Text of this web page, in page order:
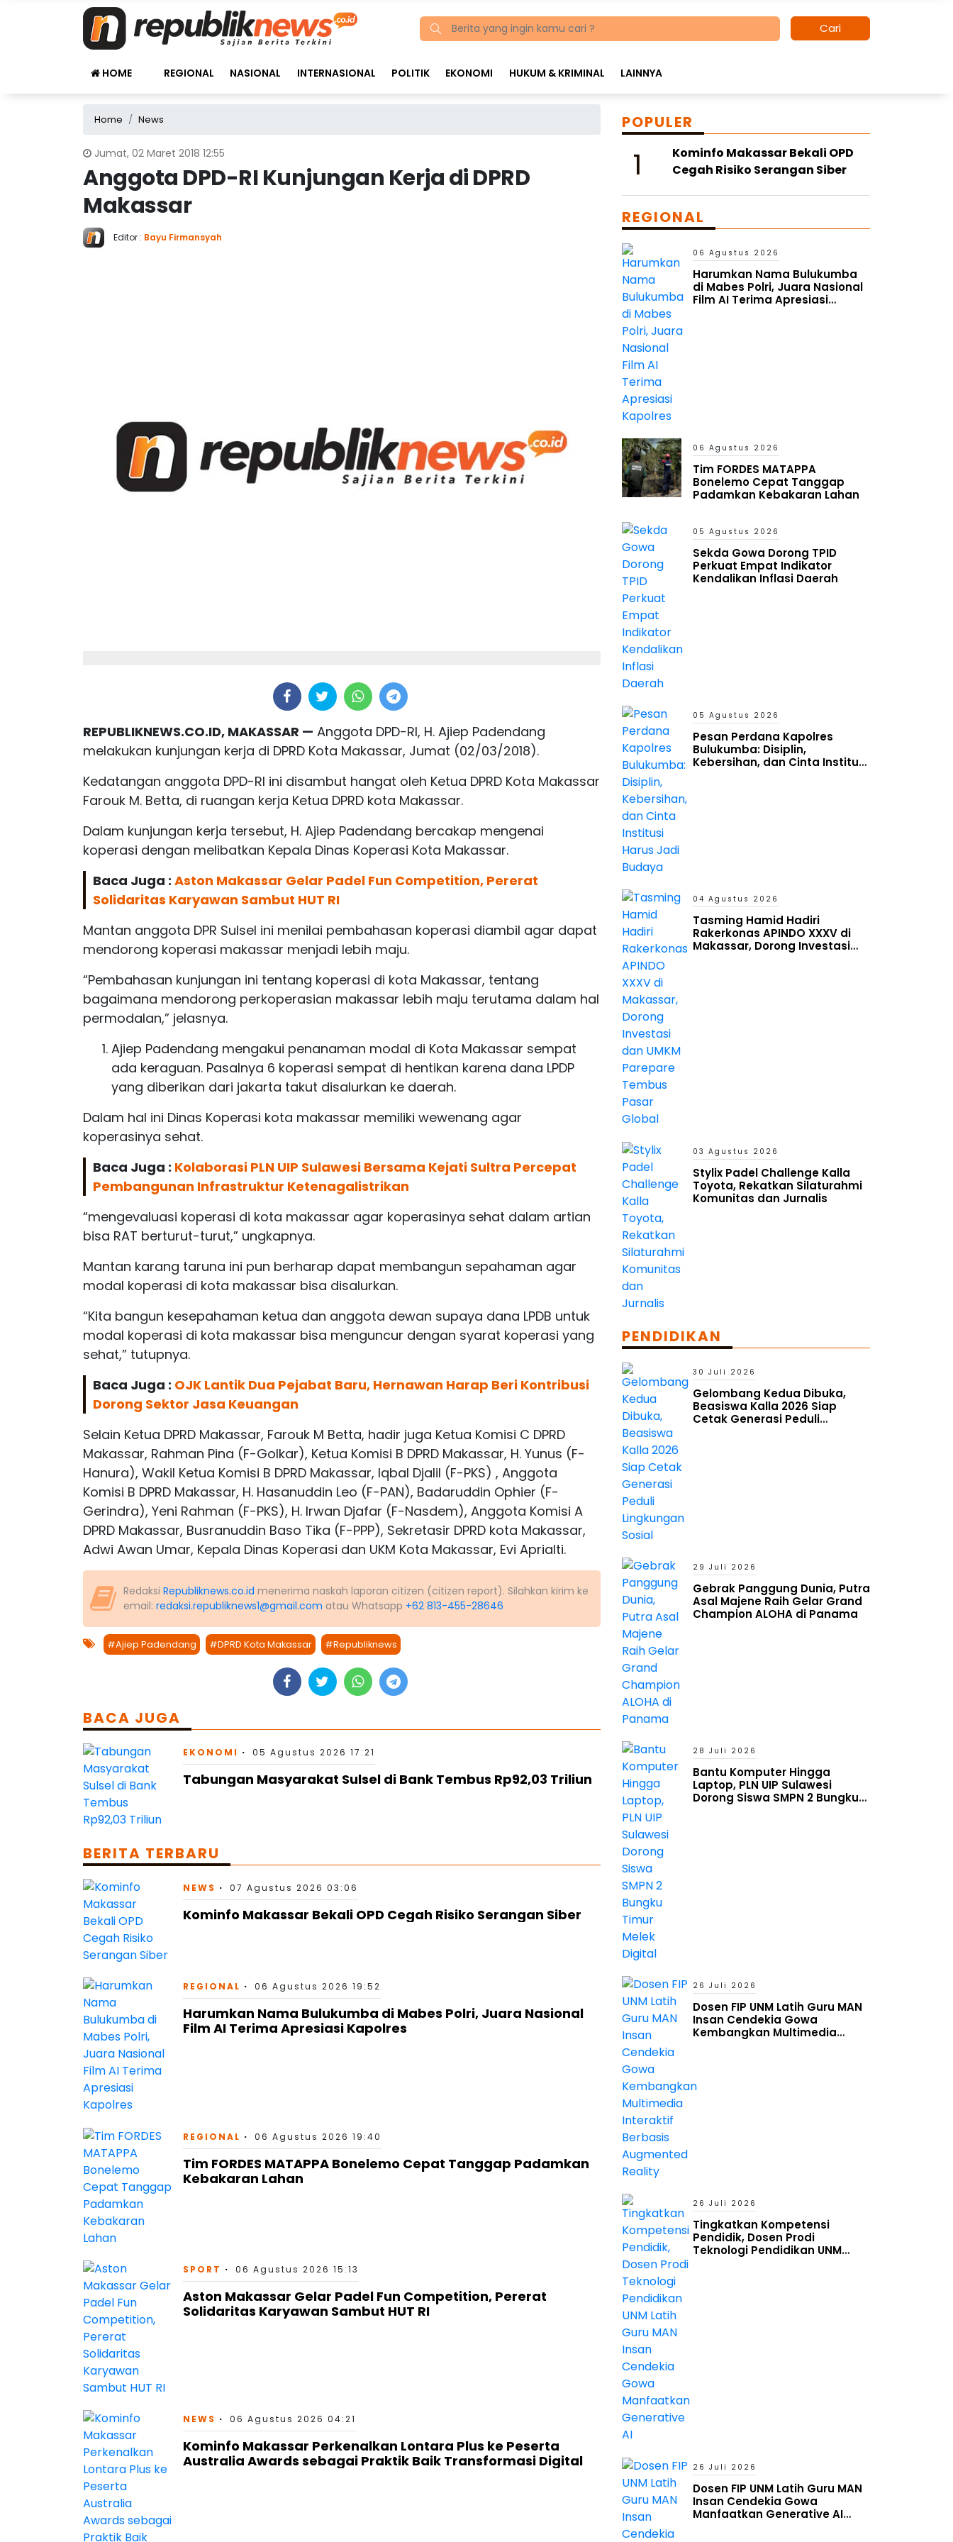
Cari
HOME REGIONAL NASIONAL INTERNASIONAL POLITIK EKONOMI HUKUM & KRIMINAL LAINNYA
Home News
Jumat, 02 Maret 2018 12:55
Anggota DPD-RI Kunjungan Kerja di DPRD
Makassar
Editor : Bayu Firmansyah
REPUBLIKNEWS.CO.ID, MAKASSAR — Anggota DPD-RI, H. Ajiep Padendang
melakukan kunjungan kerja di DPRD Kota Makassar, Jumat (02/03/2018).
Kedatangan anggota DPD-RI ini disambut hangat oleh Ketua DPRD Kota Makassar
Farouk M. Betta, di ruangan kerja Ketua DPRD kota Makassar.
Dalam kunjungan kerja tersebut, H. Ajiep Padendang bercakap mengenai
koperasi dengan melibatkan Kepala Dinas Koperasi Kota Makassar.
Baca Juga : Aston Makassar Gelar Padel Fun Competition, Pererat
Solidaritas Karyawan Sambut HUT RI
Mantan anggota DPR Sulsel ini menilai pembahasan koperasi diambil agar dapat
mendorong koperasi makassar menjadi lebih maju.
“Pembahasan kunjungan ini tentang koperasi di kota Makassar, tentang
bagaimana mendorong perkoperasian makassar lebih maju terutama dalam hal
permodalan,” jelasnya.
Ajiep Padendang mengakui penanaman modal di Kota Makassar sempat
ada keraguan. Pasalnya 6 koperasi sempat di hentikan karena dana LPDP
yang diberikan dari jakarta takut disalurkan ke daerah.
Dalam hal ini Dinas Koperasi kota makassar memiliki wewenang agar
koperasinya sehat.
Baca Juga : Kolaborasi PLN UIP Sulawesi Bersama Kejati Sultra Percepat
Pembangunan Infrastruktur Ketenagalistrikan
“mengevaluasi koperasi di kota makassar agar koperasinya sehat dalam artian
bisa RAT berturut-turut,” ungkapnya.
Mantan karang taruna ini pun berharap dapat membangun sepahaman agar
modal koperasi di kota makassar bisa disalurkan.
“Kita bangun kesepahaman ketua dan anggota dewan supaya dana LPDB untuk
modal koperasi di kota makassar bisa menguncur dengan syarat koperasi yang
sehat,” tutupnya.
Baca Juga : OJK Lantik Dua Pejabat Baru, Hernawan Harap Beri Kontribusi
Dorong Sektor Jasa Keuangan
Selain Ketua DPRD Makassar, Farouk M Betta, hadir juga Ketua Komisi C DPRD
Makassar, Rahman Pina (F-Golkar), Ketua Komisi B DPRD Makassar, H. Yunus (F-
Hanura), Wakil Ketua Komisi B DPRD Makassar, Iqbal Djalil (F-PKS) , Anggota
Komisi B DPRD Makassar, H. Hasanuddin Leo (F-PAN), Badaruddin Ophier (F-
Gerindra), Yeni Rahman (F-PKS), H. Irwan Djafar (F-Nasdem), Anggota Komisi A
DPRD Makassar, Busranuddin Baso Tika (F-PPP), Sekretasir DPRD kota Makassar,
Adwi Awan Umar, Kepala Dinas Koperasi dan UKM Kota Makassar, Evi Aprialti.
Redaksi Republiknews.co.id menerima naskah laporan citizen (citizen report). Silahkan kirim ke
email: redaksi.republiknews1@gmail.com atau Whatsapp +62 813-455-28646
#Ajiep Padendang #DPRD Kota Makassar #Republiknews
BACA JUGA
EKONOMI 05 Agustus 2026 17:21
Tabungan Masyarakat Sulsel di Bank Tembus Rp92,03 Triliun
BERITA TERBARU
NEWS 07 Agustus 2026 03:06
Kominfo Makassar Bekali OPD Cegah Risiko Serangan Siber
REGIONAL 06 Agustus 2026 19:52
Harumkan Nama Bulukumba di Mabes Polri, Juara Nasional
Film AI Terima Apresiasi Kapolres
REGIONAL 06 Agustus 2026 19:40
Tim FORDES MATAPPA Bonelemo Cepat Tanggap Padamkan
Kebakaran Lahan
SPORT 06 Agustus 2026 15:13
Aston Makassar Gelar Padel Fun Competition, Pererat
Solidaritas Karyawan Sambut HUT RI
NEWS 06 Agustus 2026 04:21
Kominfo Makassar Perkenalkan Lontara Plus ke Peserta
Australia Awards sebagai Praktik Baik Transformasi Digital
POPULER
1
Kominfo Makassar Bekali OPD
Cegah Risiko Serangan Siber
REGIONAL
06 Agustus 2026
Harumkan Nama Bulukumba
di Mabes Polri, Juara Nasional
Film AI Terima Apresiasi
06 Agustus 2026
Tim FORDES MATAPPA
Bonelemo Cepat Tanggap
Padamkan Kebakaran Lahan
05 Agustus 2026
Sekda Gowa Dorong TPID
Perkuat Empat Indikator
Kendalikan Inflasi Daerah
05 Agustus 2026
Pesan Perdana Kapolres
Bulukumba: Disiplin,
Kebersihan, dan Cinta Institusi
04 Agustus 2026
Tasming Hamid Hadiri
Rakerkonas APINDO XXXV di
Makassar, Dorong Investasi
03 Agustus 2026
Stylix Padel Challenge Kalla
Toyota, Rekatkan Silaturahmi
Komunitas dan Jurnalis
PENDIDIKAN
30 Juli 2026
Gelombang Kedua Dibuka,
Beasiswa Kalla 2026 Siap
Cetak Generasi Peduli
29 Juli 2026
Gebrak Panggung Dunia, Putra
Asal Majene Raih Gelar Grand
Champion ALOHA di Panama
28 Juli 2026
Bantu Komputer Hingga
Laptop, PLN UIP Sulawesi
Dorong Siswa SMPN 2 Bungku
26 Juli 2026
Dosen FIP UNM Latih Guru MAN
Insan Cendekia Gowa
Kembangkan Multimedia
26 Juli 2026
Tingkatkan Kompetensi
Pendidik, Dosen Prodi
Teknologi Pendidikan UNM
26 Juli 2026
Dosen FIP UNM Latih Guru MAN
Insan Cendekia Gowa
Manfaatkan Generative AI